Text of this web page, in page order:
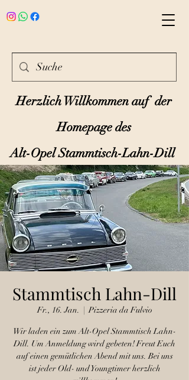
Herzlich Willkommen auf der
Homepage des
Alt-Opel Stammtisch-Lahn-Dill
Stammtisch Lahn-Dill
Fr., 16. Jan.
  |
Pizzeria da Fulvio
Wir laden ein zum Alt-Opel Stammtisch Lahn-
Dill. Um Anmeldung wird gebeten! Freut Euch
auf einen gemütlichen Abend mit uns. Bei uns
ist jeder Old- und Youngtimer herzlich